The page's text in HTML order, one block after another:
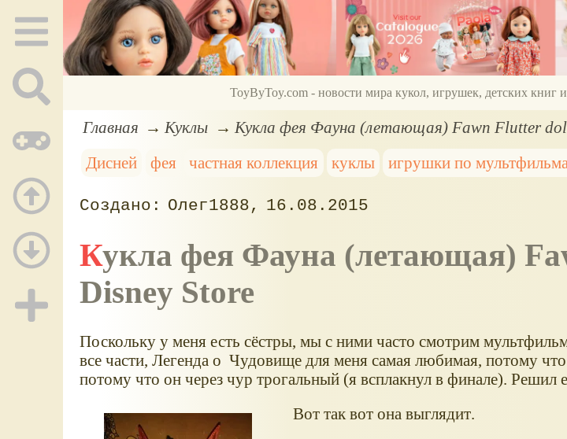
ToyByToy.com - новости мира кукол, игрушек, детских книг
Главная Куклы
Кукла фея Фауна (летающая) Fawn Flutter
Дисней
фея частная коллекция куклы игрушки по
Олег1888 16.08.2015
Кукла фея Фауна (летающая) Fawn Flutter doll
Disney Store
Поскольку у меня есть сёстры, мы с ними часто смотрим
все части, Легенда о Чудовище для меня самая любимая, потому
потому что он через чур трогальный (я всплакнул в финале). Решил
Вот так вот она выглядит.